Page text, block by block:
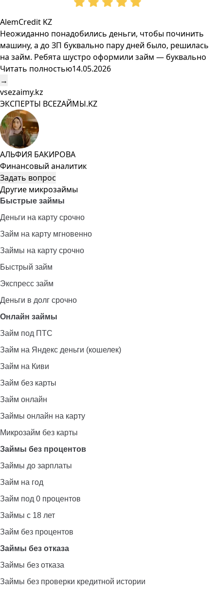
AlemCredit KZ
Неожиданно понадобились деньги, чтобы починить
машину, а до ЗП буквально пару дней было, решилась
на займ. Ребята шустро оформили займ — буквально
Читать полностью14.05.2026
→
vsezaimy.kz
ЭКСПЕРТЫ ВСЕZAЙМЫ.KZ
АЛЬФИЯ БАКИРОВА
Финансовый аналитик
Задать вопрос
Другие микрозаймы
Быстрые займы
Деньги на карту срочно
Займ на карту мгновенно
Займы на карту срочно
Быстрый займ
Экспресс займ
Деньги в долг срочно
Онлайн займы
Займ под ПТС
Займ на Яндекс деньги (кошелек)
Займ на Киви
Займ без карты
Займ онлайн
Займы онлайн на карту
Микрозайм без карты
Займы без процентов
Займы до зарплаты
Займ на год
Займ под 0 процентов
Займы с 18 лет
Займ без процентов
Займы без отказа
Займы без отказа
Займы без проверки кредитной истории